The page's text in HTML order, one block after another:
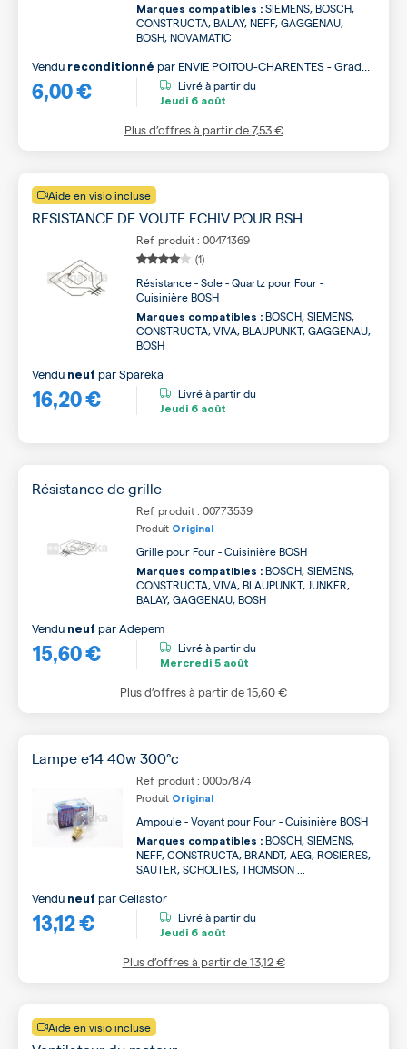
Marques compatibles : SIEMENS, BOSCH,
CONSTRUCTA, BALAY, NEFF, GAGGENAU,
BOSH, NOVAMATIC
6,00 €
Vendu reconditionné par ENVIE POITOU-CHARENTES - Grade
B
Livré à partir du
Jeudi 6 août
Plus d’offres à partir de7,53 €
Aide en visio incluse
RESISTANCE DE VOUTE ECHIV POUR BSH
Ref. produit : 00471369
(1)
Résistance - Sole - Quartz pour Four -
Cuisinière BOSH
Marques compatibles : BOSCH, SIEMENS,
CONSTRUCTA, VIVA, BLAUPUNKT, GAGGENAU,
BOSH
16,20 €
Vendu neuf parSpareka
Livré à partir du
Jeudi 6 août
Résistance de grille
Ref. produit : 00773539
Produit Original
Grille pour Four - Cuisinière BOSH
Marques compatibles : BOSCH, SIEMENS,
CONSTRUCTA, VIVA, BLAUPUNKT, JUNKER,
BALAY, GAGGENAU, BOSH
15,60 €
Vendu neuf parAdepem
Livré à partir du
Mercredi 5 août
Plus d’offres à partir de15,60 €
Lampe e14 40w 300°c
Ref. produit : 00057874
Produit Original
Ampoule - Voyant pour Four - Cuisinière BOSH
Marques compatibles : BOSCH, SIEMENS,
NEFF, CONSTRUCTA, BRANDT, AEG, ROSIERES,
SAUTER, SCHOLTES, THOMSON ...
13,12 €
Vendu neuf parCellastor
Livré à partir du
Jeudi 6 août
Plus d’offres à partir de13,12 €
Aide en visio incluse